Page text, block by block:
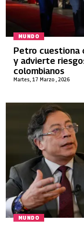
MUNDO
Martes, 17 Marzo , 2026
Petro cuestiona
y advierte
colombianos
MUNDO